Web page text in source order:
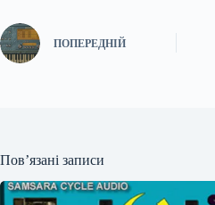
ПОПЕРЕДНІЙ
Пов’язані записи